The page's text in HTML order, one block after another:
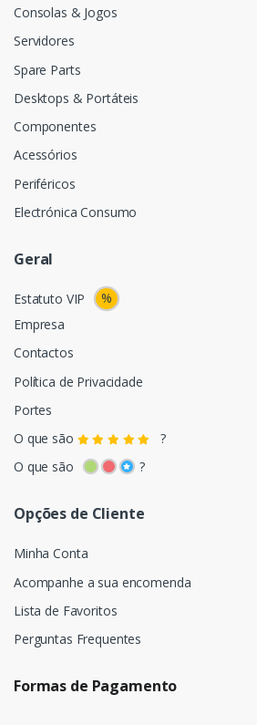
Consolas & Jogos
Servidores
Spare Parts
Desktops & Portáteis
Componentes
Acessórios
Periféricos
Electrónica Consumo
Geral
Estatuto VIP
%
Empresa
Contactos
Política de Privacidade
Portes
O que são
?
O que são
?
Opções de Cliente
Minha Conta
Acompanhe a sua encomenda
Lista de Favoritos
Perguntas Frequentes
Formas de Pagamento